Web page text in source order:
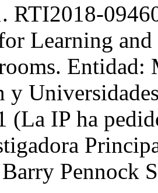
RTI2018-
Learning
Entidad:
y
(La IP ha
Pennock